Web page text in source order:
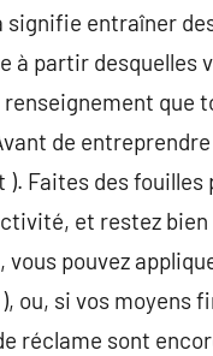
entraîner
à partir
renseignement
de
Faites des
et restez
pouvez
ou, si vos moyens
réclame sont